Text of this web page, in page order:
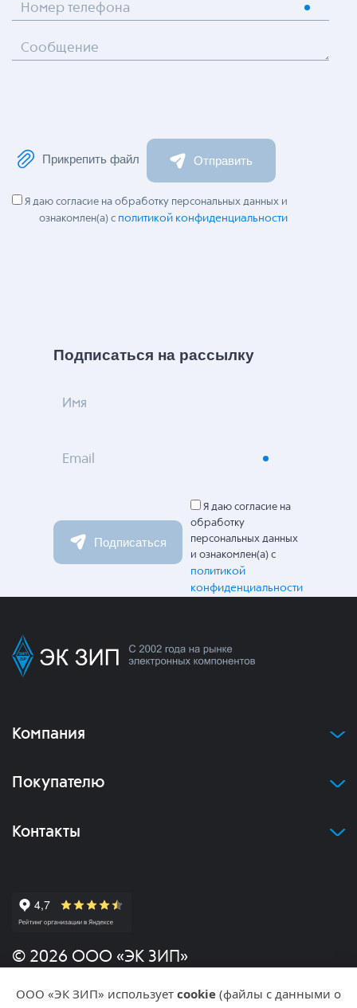
Номер телефона
Сообщение
Прикрепить файл Отправить
Я даю согласие на обработку персональных данных и
ознакомлен(а) с политикой конфиденциальности
Подписаться на рассылку
Имя
Email
Подписаться
Я даю согласие на
обработку
персональных данных
и ознакомлен(а) с
политикой
конфиденциальности
Компания
Покупателю
Контакты
© 2026 ООО «ЭК ЗИП»
Политика конфиденциальности
ООО «ЭК ЗИП» использует cookie (файлы с данными о